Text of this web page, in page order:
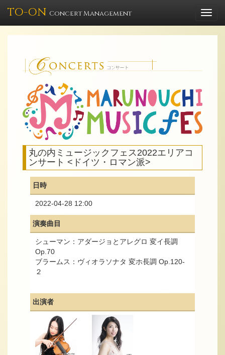
TO-ON Concert Management
丸の内ミュージックフェス2022エリアコ
ンサート <ドイツ・ロマン派>
日時
2022-04-28 12:00
演奏曲目
シューマン：アダージョとアレグロ 変イ長調
Op.70
ブラームス：ヴィオラソナタ 変ホ長調 Op.120-
２
出演者